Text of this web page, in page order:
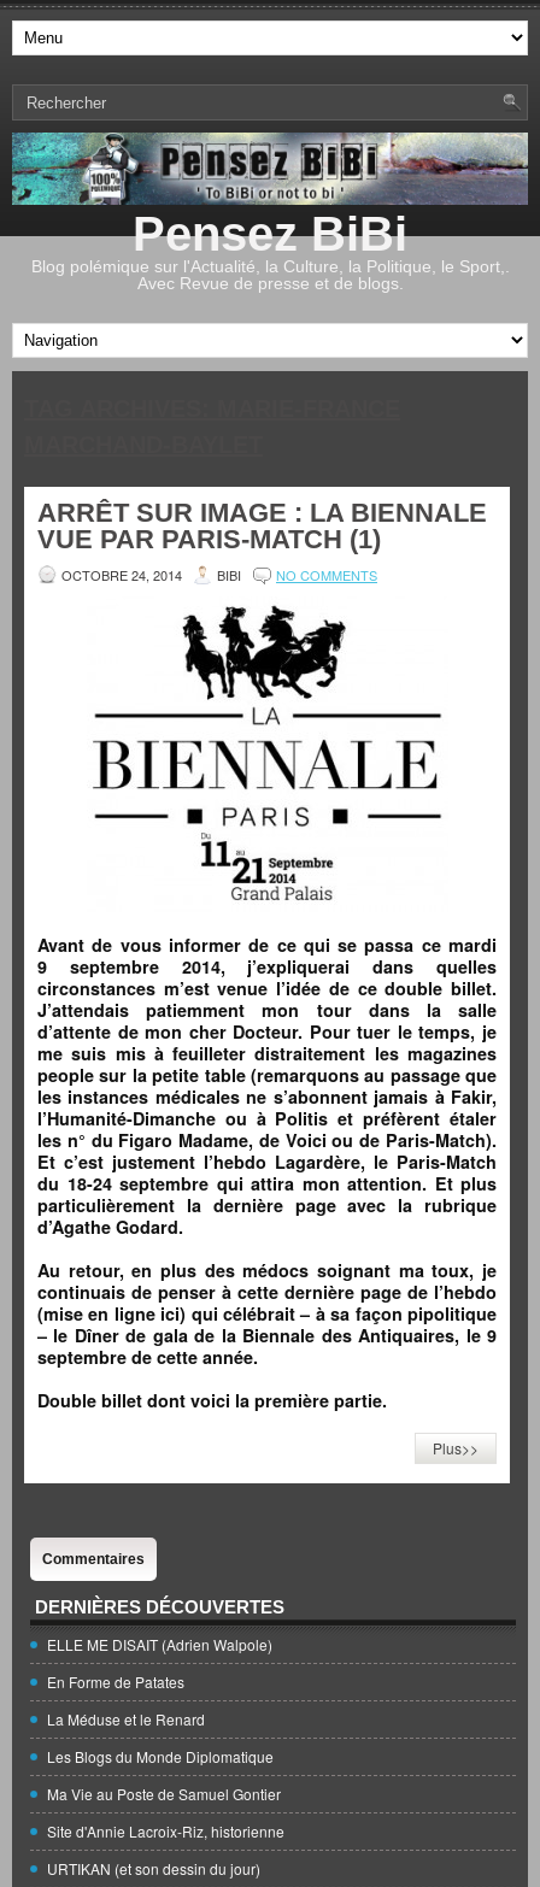
Pensez BiBi
Blog polémique sur l'Actualité, la Culture, la Politique, le Sport,.
Avec Revue de presse et de blogs.
ARRÊT SUR IMAGE : LA BIENNALE
VUE PAR PARIS-MATCH (1)
OCTOBRE 24, 2014 BIBI NO COMMENTS
Avant de vous informer de ce qui se passa ce mardi
9 septembre 2014, j’expliquerai dans quelles
circonstances m’est venue l’idée de ce double billet.
J’attendais patiemment mon tour dans la salle
d’attente de mon cher Docteur. Pour tuer le temps, je
me suis mis à feuilleter distraitement les magazines
people sur la petite table (remarquons au passage que
les instances médicales ne s’abonnent jamais à Fakir,
l’Humanité-Dimanche ou à Politis et préfèrent étaler
les n° du Figaro Madame, de Voici ou de Paris-Match).
Et c’est justement l’hebdo Lagardère, le Paris-Match
du 18-24 septembre qui attira mon attention. Et plus
particulièrement la dernière page avec la rubrique
d’Agathe Godard.
Au retour, en plus des médocs soignant ma toux, je
continuais de penser à cette dernière page de l’hebdo
(mise en ligne ici) qui célébrait – à sa façon pipolitique
– le Dîner de gala de la Biennale des Antiquaires, le 9
septembre de cette année.
Double billet dont voici la première partie.
Plus>>
Commentaires
DERNIÈRES DÉCOUVERTES
ELLE ME DISAIT (Adrien Walpole)
En Forme de Patates
La Méduse et le Renard
Les Blogs du Monde Diplomatique
Ma Vie au Poste de Samuel Gontier
Site d'Annie Lacroix-Riz, historienne
URTIKAN (et son dessin du jour)